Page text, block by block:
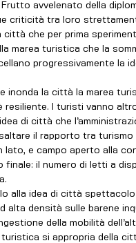
avvelenato della
criticità tra loro
città che per prima
marea turistica che la
progressivamente la
inonda la città la marea
I turisti vanno
di città che
il rapporto tra
lato, e campo aperto alla
finale: il numero di letti a
alla idea di città
alta densità sulle barene
della mobilità
si appropria della